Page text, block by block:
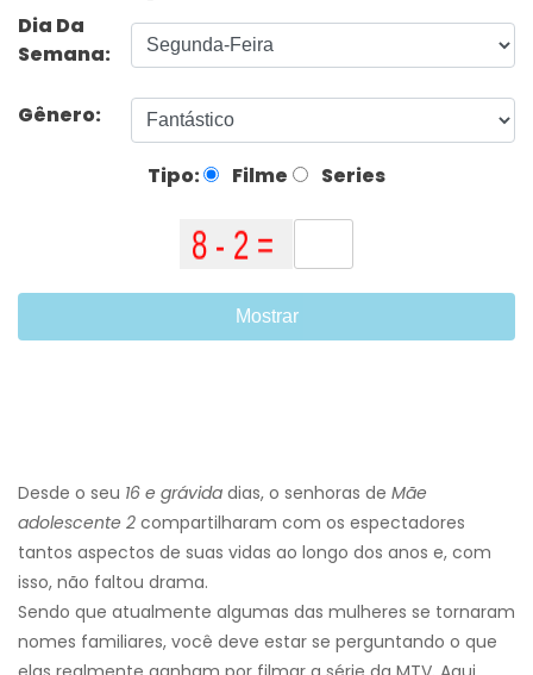
Dia Da
Semana:
Gênero:
Tipo: Filme Series
Mostrar
Desde o seu 16 e grávida dias, o senhoras de Mãe
adolescente 2 compartilharam com os espectadores
tantos aspectos de suas vidas ao longo dos anos e, com
isso, não faltou drama.
Sendo que atualmente algumas das mulheres se tornaram
nomes familiares, você deve estar se perguntando o que